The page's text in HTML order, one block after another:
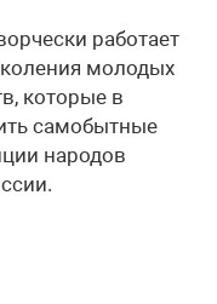
работает
молодых
которые в
самобытные
народов